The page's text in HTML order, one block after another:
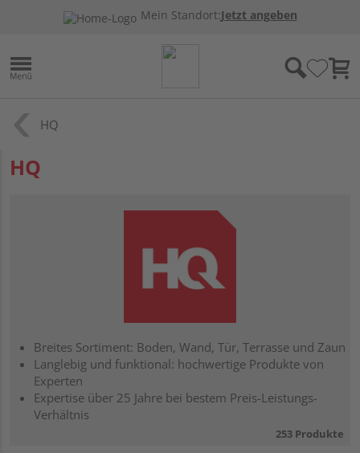
Mein Standort:Jetzt angeben
HQ
HQ
Breites Sortiment: Boden, Wand, Tür, Terrasse und Zaun
Langlebig und funktional: hochwertige Produkte von
Experten
Expertise über 25 Jahre bei bestem Preis-Leistungs-
Verhältnis
253 Produkte